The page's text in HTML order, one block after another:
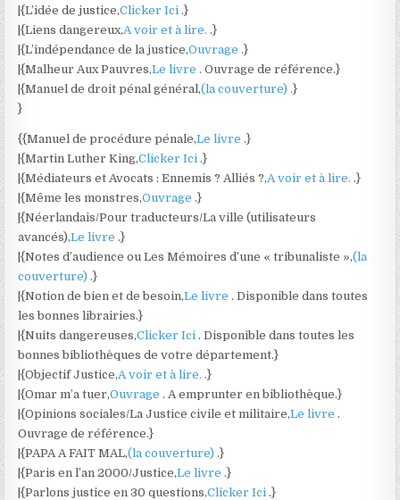
|{L’idée de justice,Clicker Ici.}
|{Liens dangereux,A voir et à lire..}
|{L’indépendance de la justice,Ouvrage.}
|{Malheur Aux Pauvres,Le livre. Ouvrage de référence.}
|{Manuel de droit pénal général,(la couverture).}
}
{{Manuel de procédure pénale,Le livre.}
|{Martin Luther King,Clicker Ici.}
|{Médiateurs et Avocats : Ennemis ? Alliés ?,A voir et à lire..}
|{Même les monstres,Ouvrage.}
|{Néerlandais/Pour traducteurs/La ville (utilisateurs
avancés),Le livre.}
|{Notes d’audience ou Les Mémoires d’une « tribunaliste »,(la
couverture).}
|{Notion de bien et de besoin,Le livre. Disponible dans toutes
les bonnes librairies.}
|{Nuits dangereuses,Clicker Ici. Disponible dans toutes les
bonnes bibliothèques de votre département.}
|{Objectif Justice,A voir et à lire..}
|{Omar m’a tuer,Ouvrage. A emprunter en bibliothèque.}
|{Opinions sociales/La Justice civile et militaire,Le livre.
Ouvrage de référence.}
|{PAPA A FAIT MAL,(la couverture).}
|{Paris en l’an 2000/Justice,Le livre.}
|{Parlons justice en 30 questions,Clicker Ici.}